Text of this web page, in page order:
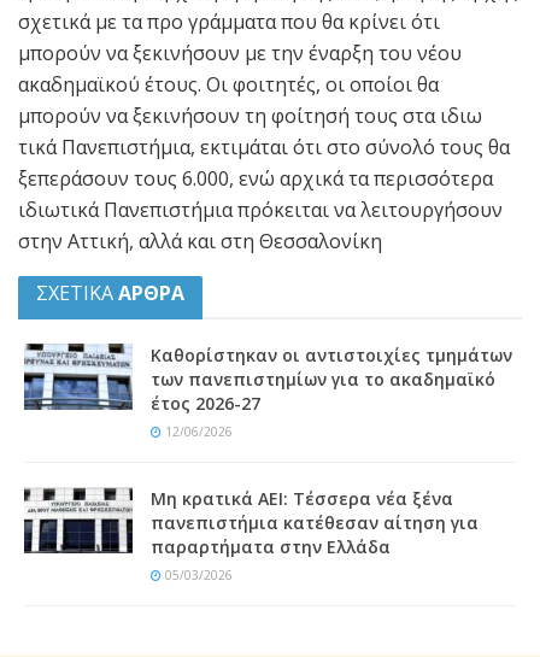
σχετικά µε τα προ γράµµατα που θα κρίνει ότι
µπορούν να ξεκινήσουν µε την έναρξη του νέου
ακαδηµαϊκού έτους. Οι φοιτητές, οι οποίοι θα
µπορούν να ξεκινήσουν τη φοίτησή τους στα ιδιω
τικά Πανεπιστήµια, εκτιµάται ότι στο σύνολό τους θα
ξεπεράσουν τους 6.000, ενώ αρχικά τα περισσότερα
ιδιωτικά Πανεπιστήµια πρόκειται να λειτουργήσουν
στην Αττική, αλλά και στη Θεσσαλονίκη
ΣΧΕΤΙΚΑΑΡΘΡΑ
Καθορίστηκαν οι αντιστοιχίες τμημάτων
των πανεπιστημίων για το ακαδημαϊκό
έτος 2026-27
12/06/2026
Μη κρατικά ΑΕΙ: Τέσσερα νέα ξένα
πανεπιστήμια κατέθεσαν αίτηση για
παραρτήματα στην Ελλάδα
05/03/2026